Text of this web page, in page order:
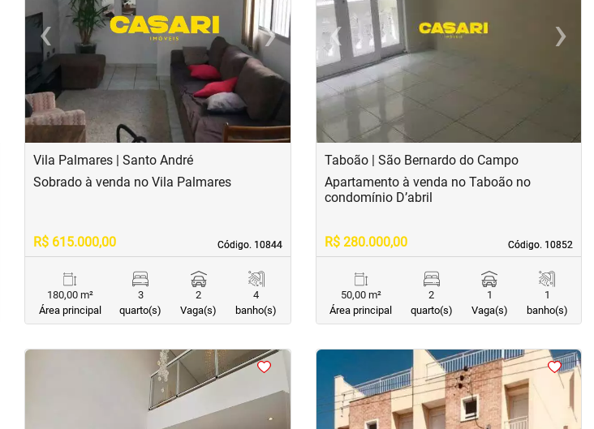
‹Previous ›Next
Vila Palmares | Santo André
Código. 10844
Código. 10844
Sobrado à venda no Vila Palmares
R$ 615.000,00
180,00 m²
Área principal
3
quarto(s)
2
Vaga(s)
4
banho(s)
‹Previous ›Next
Taboão | São Bernardo do Campo
Código. 10852
Código. 10852
Apartamento à venda no Taboão no
condomínio D’abril
R$ 280.000,00
50,00 m²
Área principal
2
quarto(s)
1
Vaga(s)
1
banho(s)
< <